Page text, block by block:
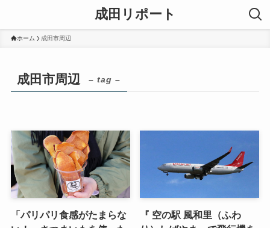
成田リポート
ホーム 成田市周辺
成田市周辺 – tag –
「パリパリ食感がたまらな
『 空の駅 風和里（ふわ